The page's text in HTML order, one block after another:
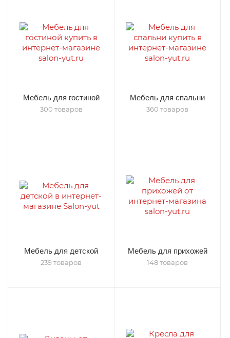
Мебель для гостиной
300 товаров
Мебель для спальни
360 товаров
Мебель для детской
239 товаров
Мебель для прихожей
148 товаров